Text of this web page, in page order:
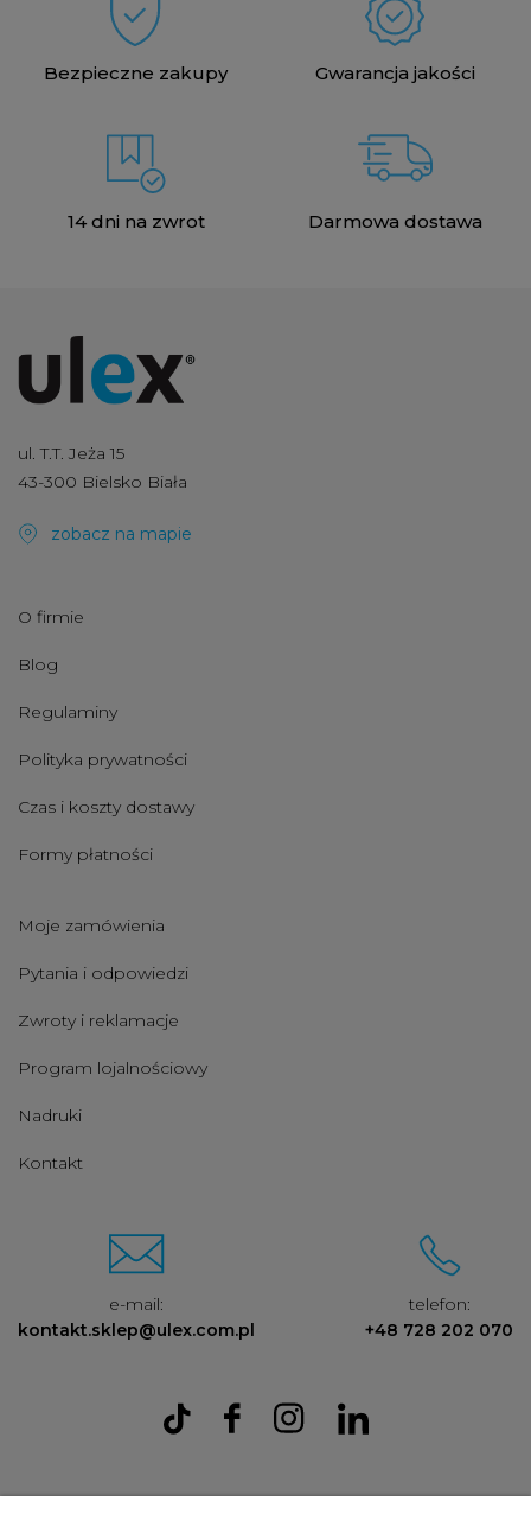
Bezpieczne zakupy Gwarancja jakości
14 dni na zwrot Darmowa dostawa
ul. T.T. Jeża 15
43-300 Bielsko Biała
zobacz na mapie
O firmie
Blog
Regulaminy
Polityka prywatności
Czas i koszty dostawy
Formy płatności
Moje zamówienia
Pytania i odpowiedzi
Zwroty i reklamacje
Program lojalnościowy
Nadruki
Kontakt
e-mail:
kontakt.sklep@ulex.com.pl
telefon:
+48 728 202 070
Ulex Sp. z O.O. , ul. T.T. Jeża 15, 43-300 Bielsko Biała, woj. śląskie,